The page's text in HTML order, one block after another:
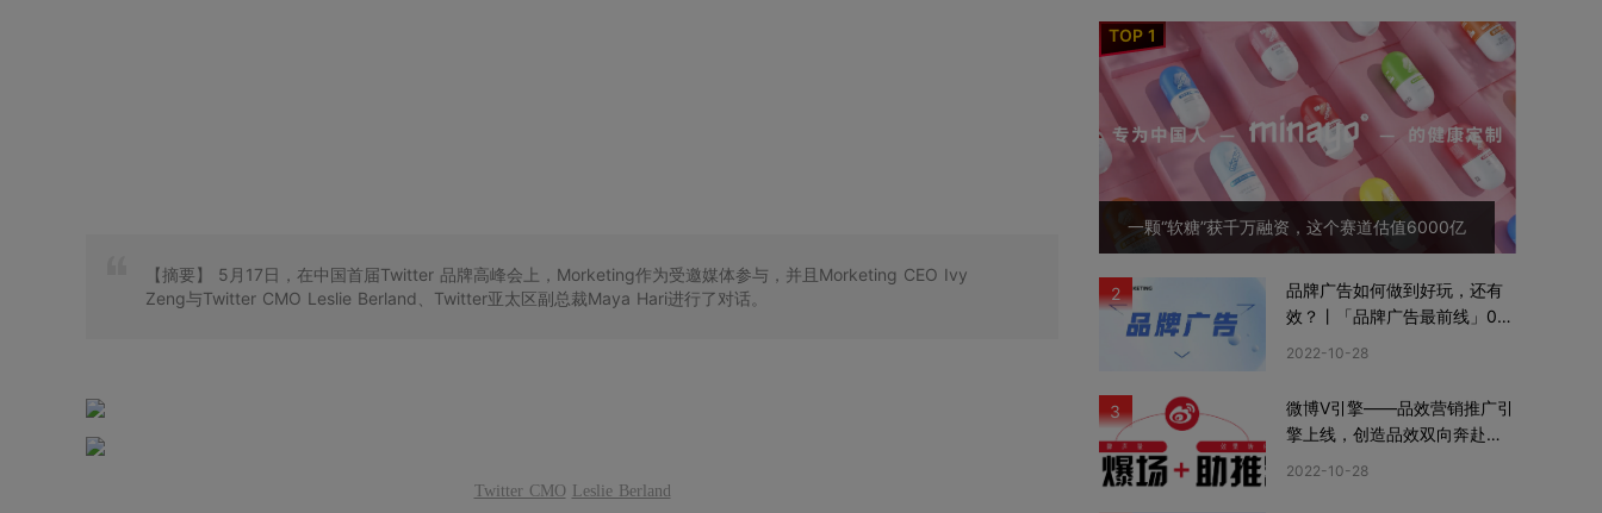
【摘要】
5月17日，在中国首届Twitter 品牌高峰会上，Morketing作为受邀媒体参与，并且Morketing CEO Ivy
Zeng与Twitter CMO Leslie Berland、Twitter亚太区副总裁Maya Hari进行了对话。
Twitter CMO Leslie Berland
一颗“软糖”获千万融资，这个赛道估值6000亿
2
品牌广告如何做到好玩，还有
效？丨「品牌广告最前线」02
2022-10-28
3
微博V引擎——品效营销推广引
擎上线，创造品效双向奔赴新
2022-10-28